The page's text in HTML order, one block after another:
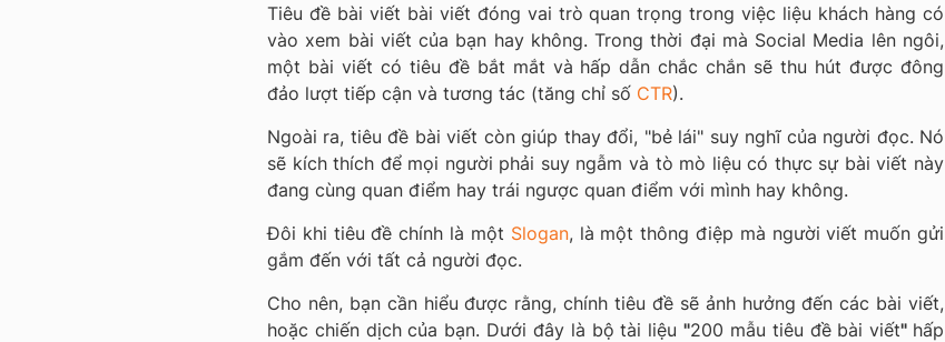
Tiêu đề bài viết bài viết đóng vai trò quan trọng trong việc liệu khách hàng có
vào xem bài viết của bạn hay không. Trong thời đại mà Social Media lên ngôi,
một bài viết có tiêu đề bắt mắt và hấp dẫn chắc chắn sẽ thu hút được đông
đảo lượt tiếp cận và tương tác (tăng chỉ số CTR).
Ngoài ra, tiêu đề bài viết còn giúp thay đổi, "bẻ lái" suy nghĩ của người đọc. Nó
sẽ kích thích để mọi người phải suy ngẫm và tò mò liệu có thực sự bài viết này
đang cùng quan điểm hay trái ngược quan điểm với mình hay không.
Đôi khi tiêu đề chính là một Slogan, là một thông điệp mà người viết muốn gửi
gắm đến với tất cả người đọc.
Cho nên, bạn cần hiểu được rằng, chính tiêu đề sẽ ảnh hưởng đến các bài viết,
hoặc chiến dịch của bạn. Dưới đây là bộ tài liệu"200 mẫu tiêu đề bài viết" hấp